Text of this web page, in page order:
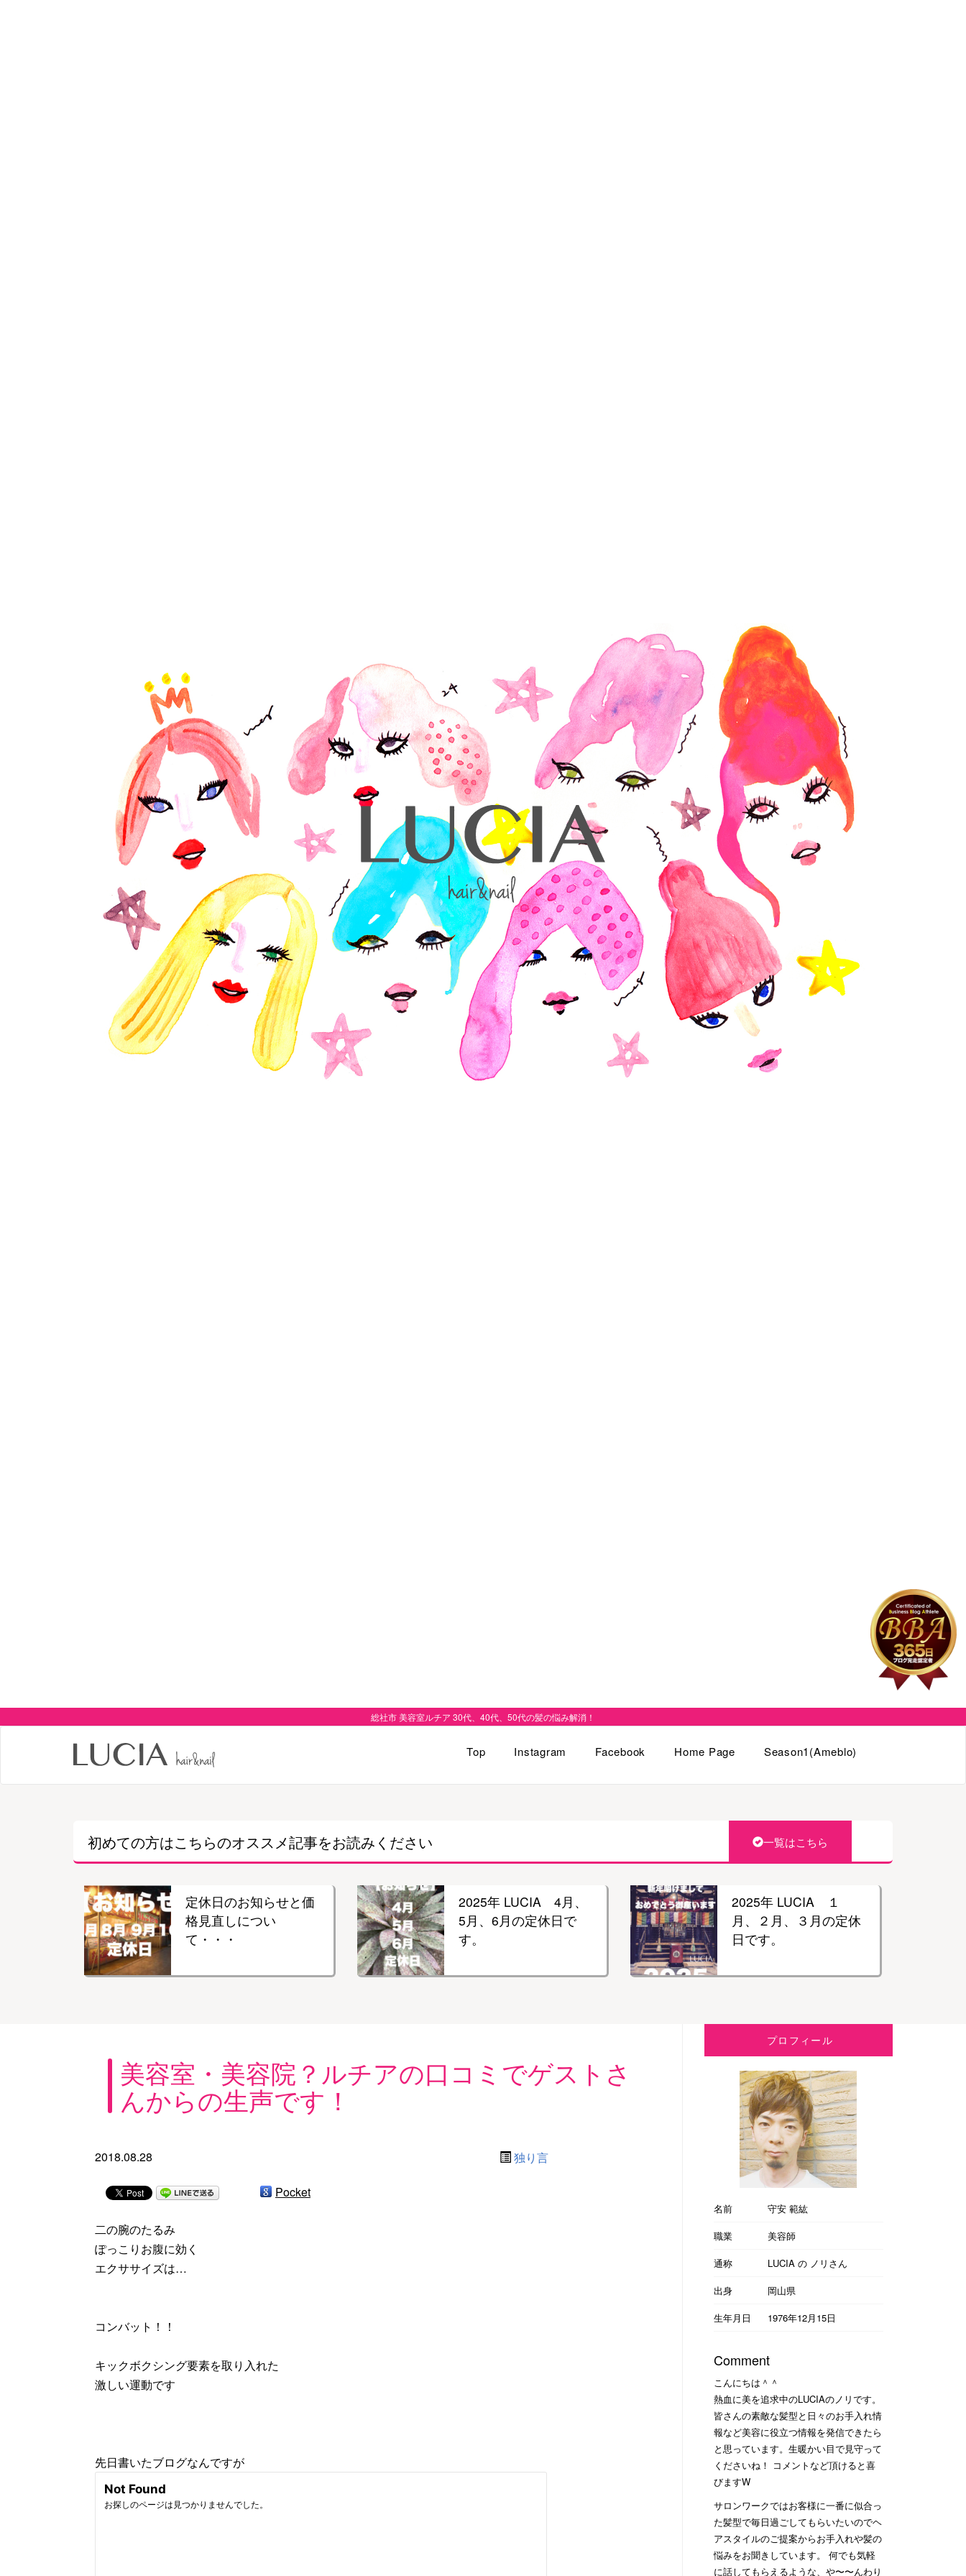
総社市 美容室ルチア 30代、40代、50代の髪の悩み解消！
Top Instagram Facebook Home Page Season1(Ameblo)
初めての方はこちらのオススメ記事をお読みください 一覧はこちら
定休日のお知らせと価
格見直しについ
て・・・
2025年 LUCIA 4月、
5月、6月の定休日で
す。
2025年 LUCIA １
月、２月、３月の定休
日です。
美容室・美容院？ルチアの口コミでゲストさ
んからの生声です！
2018.08.28 独り言
Pocket
二の腕のたるみ
ぽっこりお腹に効く
エクササイズは…
コンバット！！
キックボクシング要素を取り入れた
激しい運動です
先日書いたブログなんですが
プロフィール
名前
守安 範紘
職業
美容師
通称
LUCIA の ノリさん
出身
岡山県
生年月日
1976年12月15日
Comment
こんにちは＾＾
熱血に美を追求中のLUCIAのノリです。
皆さんの素敵な髪型と日々のお手入れ情
報など美容に役立つ情報を発信できたら
と思っています。生暖かい目で見守って
くださいね！ コメントなど頂けると喜
びますW
サロンワークではお客様に一番に似合っ
た髪型で毎日過ごしてもらいたいのでヘ
アスタイルのご提案からお手入れや髪の
悩みをお聞きしています。 何でも気軽
に話してもらえるような、や〜〜んわり